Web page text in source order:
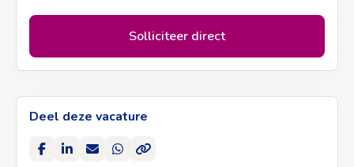
Solliciteer direct
Deel deze vacature
DelenDelenDeelDeel